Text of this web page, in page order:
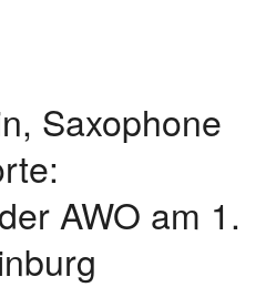
Saxophone
AWO am 1.